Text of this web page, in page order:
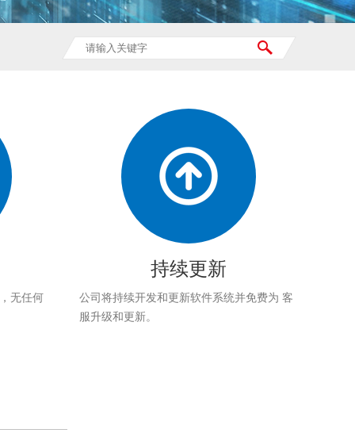
无任何
持续更新
公司将持续开发和更新软件系统并免费为 客
服升级和更新。